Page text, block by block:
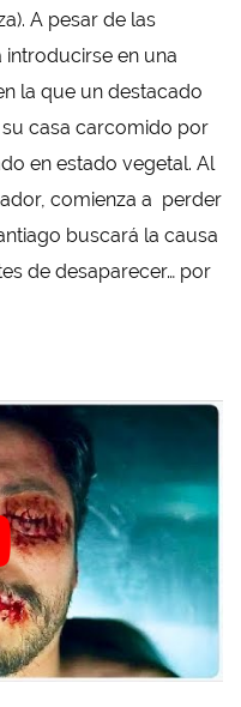
A pesar de las
en una
la que un destacado
casa carcomido por
en estado vegetal. Al
comienza a perder
buscará la causa
de desaparecer… por